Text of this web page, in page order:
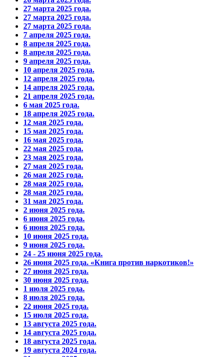
27 марта 2025 года.
27 марта 2025 года.
27 марта 2025 года.
7 апреля 2025 года.
8 апреля 2025 года.
8 апреля 2025 года.
9 апреля 2025 года.
10 апреля 2025 года.
12 апреля 2025 года.
14 апреля 2025 года.
21 апреля 2025 года.
6 мая 2025 года.
18 апреля 2025 года.
12 мая 2025 года.
15 мая 2025 года.
16 мая 2025 года.
22 мая 2025 года.
23 мая 2025 года.
27 мая 2025 года.
26 мая 2025 года.
28 мая 2025 года.
28 мая 2025 года.
31 мая 2025 года.
2 июня 2025 года.
6 июня 2025 года.
6 июня 2025 года.
10 июня 2025 года.
9 июня 2025 года.
24 - 25 июня 2025 года.
26 июня 2025 года. «Книга против наркотиков!»
27 июня 2025 года.
30 июня 2025 года.
1 июля 2025 года.
8 июля 2025 года.
22 июня 2025 года.
15 июля 2025 года.
13 августа 2025 года.
14 августа 2025 года.
18 августа 2025 года.
19 августа 2024 года.